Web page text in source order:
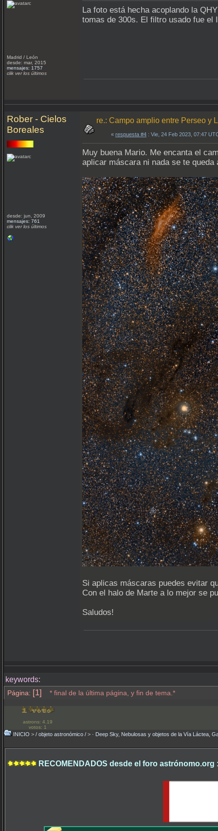
Madrid / León
desde: mar, 2015
mensajes: 1757
clik ver los últimos
La foto está hecha acoplando la
tomas de 300s. El filtro usado fue el
Rober - Cielos
Boreales
desde: jun, 2009
mensajes: 761
clik ver los últimos
re.: Campo amplio entre Perseo y
« respuesta #4 : Vie, 24 Feb 2023, 07:47
Muy buena Mario. Me encanta el
aplicar máscara ni nada se te queda
Si aplicas máscaras puedes evitar
Con el halo de Marte a lo mejor se
Saludos!
keywords:
Página: [1] * final de la última página, y fin de tema.*
astrons: 4.19
votos: 1
INICIO > / objeto astronómico / > · Deep Sky, Nebulosas y objetos de la Vía Láctea,
RECOMENDADOS desde el foro astrónomo.org